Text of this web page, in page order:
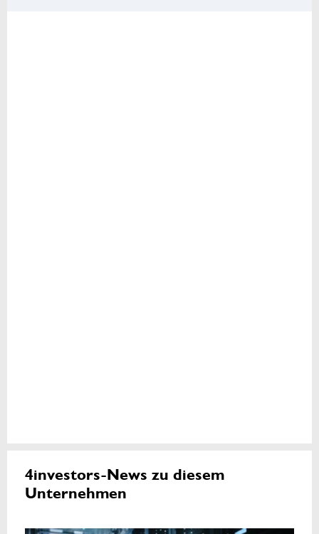
4investors-News zu diesem
Unternehmen